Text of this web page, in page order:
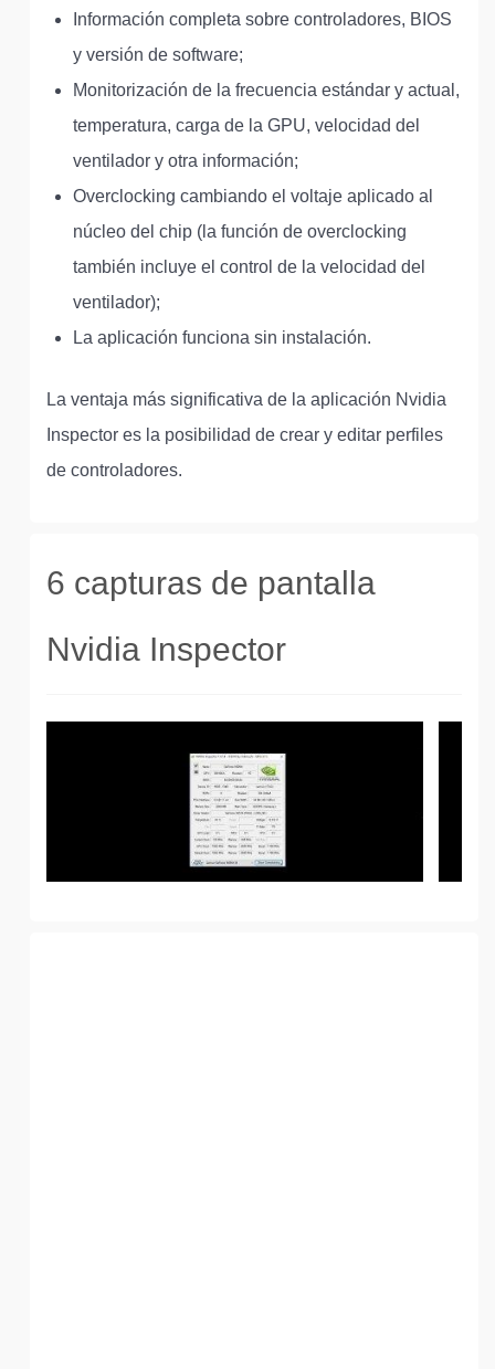
Información completa sobre controladores, BIOS
y versión de software;
Monitorización de la frecuencia estándar y actual,
temperatura, carga de la GPU, velocidad del
ventilador y otra información;
Overclocking cambiando el voltaje aplicado al
núcleo del chip (la función de overclocking
también incluye el control de la velocidad del
ventilador);
La aplicación funciona sin instalación.
La ventaja más significativa de la aplicación Nvidia
Inspector es la posibilidad de crear y editar perfiles
de controladores.
6 capturas de pantalla
Nvidia Inspector